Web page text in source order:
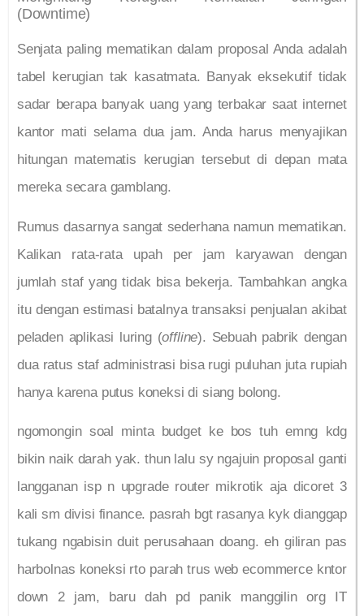
(Downtime)
Senjata paling mematikan dalam proposal Anda adalah
tabel kerugian tak kasatmata. Banyak eksekutif tidak
sadar berapa banyak uang yang terbakar saat internet
kantor mati selama dua jam. Anda harus menyajikan
hitungan matematis kerugian tersebut di depan mata
mereka secara gamblang.
Rumus dasarnya sangat sederhana namun mematikan.
Kalikan rata-rata upah per jam karyawan dengan
jumlah staf yang tidak bisa bekerja. Tambahkan angka
itu dengan estimasi batalnya transaksi penjualan akibat
peladen aplikasi luring (offline). Sebuah pabrik dengan
dua ratus staf administrasi bisa rugi puluhan juta rupiah
hanya karena putus koneksi di siang bolong.
ngomongin soal minta budget ke bos tuh emng kdg
bikin naik darah yak. thun lalu sy ngajuin proposal ganti
langganan isp n upgrade router mikrotik aja dicoret 3
kali sm divisi finance. pasrah bgt rasanya kyk dianggap
tukang ngabisin duit perusahaan doang. eh giliran pas
harbolnas koneksi rto parah trus web ecommerce kntor
down 2 jam, baru dah pd panik manggilin org IT